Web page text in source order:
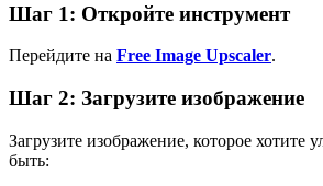
Шаг 1: Откройте инструмент
Перейдите на Free Image Upscaler.
Шаг 2: Загрузите изображение
Загрузите изображение, которое хотите
быть: